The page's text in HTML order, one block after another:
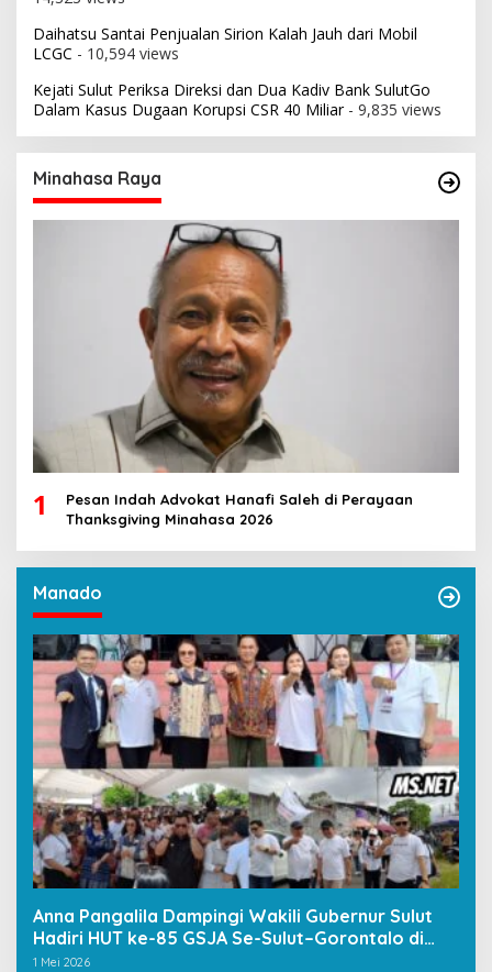
Daihatsu Santai Penjualan Sirion Kalah Jauh dari Mobil
LCGC - 10,594 views
Kejati Sulut Periksa Direksi dan Dua Kadiv Bank SulutGo
Dalam Kasus Dugaan Korupsi CSR 40 Miliar- 9,835 views
Minahasa Raya
1
Pesan Indah Advokat Hanafi Saleh di Perayaan
Thanksgiving Minahasa 2026
Manado
Anna Pangalila Dampingi Wakili Gubernur Sulut
Hadiri HUT ke-85 GSJA Se-Sulut–Gorontalo di
Langowan
1 Mei 2026